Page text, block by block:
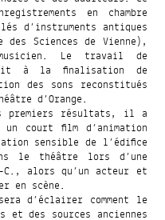
en chambre
d’instruments antiques
Sciences de Vienne),
Le travail de
à la finalisation de
des sons reconstitués
d’Orange.
premiers résultats, il a
court film d’animation
sensible de l’édifice
le théâtre lors d’une
alors qu’un acteur et
en scène.
d’éclairer comment le
et des sources anciennes